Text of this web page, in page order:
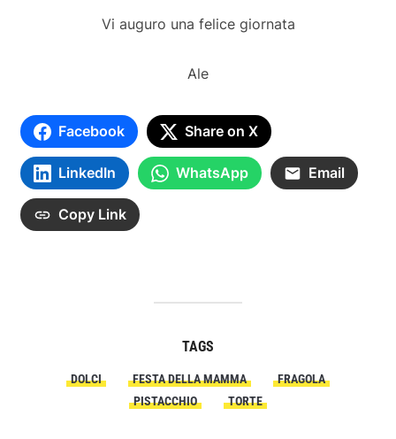
Vi auguro una felice giornata
Ale
Facebook Share on X
LinkedIn WhatsApp Email
Copy Link
TAGS
DOLCI FESTA DELLA MAMMA
FRAGOLA
PISTACCHIO
TORTE